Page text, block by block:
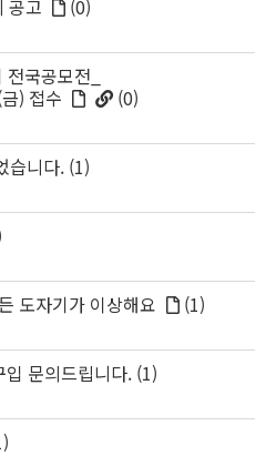
공고
(0)
국공모전_
) 접수
(0)
습니다. (1)
도자기가 이상해요 (1)
문의드립니다. (1)